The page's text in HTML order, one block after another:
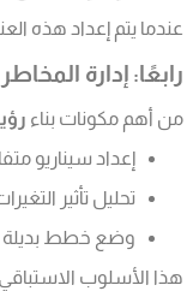
عندما يتم إعداد هذه
رابعًا: إدارة
من أهم مكونات بناء
إعداد سيناريو
تحليل تأثير
وضع خطط بديلة
هذا الأسلوب